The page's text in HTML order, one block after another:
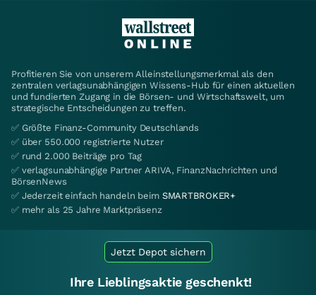
Profitieren Sie von unserem Alleinstellungsmerkmal als den
zentralen verlagsunabhängigen Wissens-Hub für einen aktuellen
und fundierten Zugang in die Börsen- und Wirtschaftswelt, um
strategische Entscheidungen zu treffen.
✅ Größte Finanz-Community Deutschlands
✅ über 550.000 registrierte Nutzer
✅ rund 2.000 Beiträge pro Tag
✅ verlagsunabhängige Partner ARIVA, FinanzNachrichten und
BörsenNews
✅ Jederzeit einfach handeln beim SMARTBROKER+
✅ mehr als 25 Jahre Marktpräsenz
Jetzt Depot sichern
Ihre Lieblingsaktie geschenkt!